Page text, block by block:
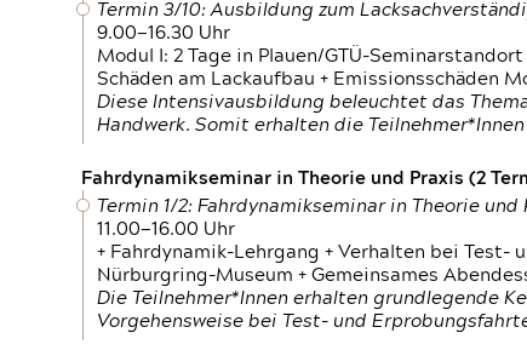
Termin 3/10: Ausbildung zum
9.00—16.30 Uhr
Modul I: 2 Tage in Plauen/GTÜ-
Schäden am Lackaufbau + Emissionsschäden
Diese Intensivausbildung beleuchtet das
Handwerk. Somit erhalten die
Fahrdynamikseminar in Theorie und Praxis (2
Termin 1/2: Fahrdynamikseminar in Theorie und
11.00—16.00 Uhr
+ Fahrdynamik-Lehrgang + Verhalten bei Test-
Nürburgring-Museum + Gemeinsames
Die Teilnehmer*Innen erhalten grundlegende
Vorgehensweise bei Test- und